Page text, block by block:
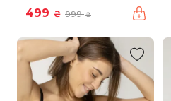
499 ₴ 999₴